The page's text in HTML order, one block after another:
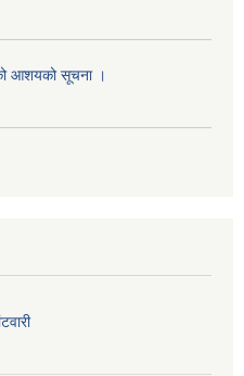
आशयको सूचना ।